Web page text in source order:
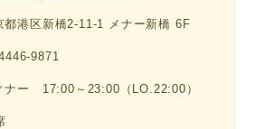
港区新橋2-11-1 メナー新橋 6F
9871
ー 17:00～23:00（LO.22:00）